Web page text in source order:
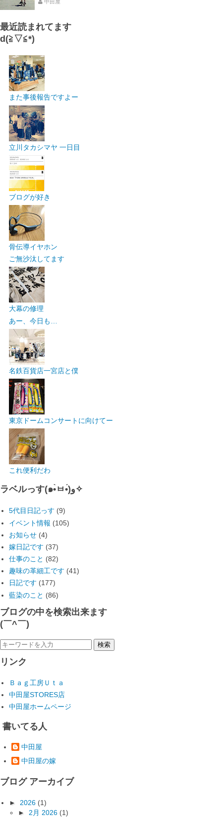
中田屋
最近読まれてます
d(≧▽≦*)
また事後報告ですよー
立川タカシマヤ 一日目
ブログが好き
骨伝導イヤホン
ご無沙汰してます
大幕の修理
あー、今日も…
名鉄百貨店一宮店と僕
東京ドームコンサートに向けてー
これ便利だわ
ラベルっす(๑•̀ㅂ•́)و✧
5代目日記っす (9)
イベント情報 (105)
お知らせ (4)
嫁日記です (37)
仕事のこと (82)
趣味の革細工です (41)
日記です (177)
藍染のこと (86)
ブログの中を検索出来ます
(￣^￣)ゞ
リンク
Ｂａｇ工房Ｕｔａ
中田屋STORES店
中田屋ホームページ
書いてる人
中田屋
中田屋の嫁
ブログ アーカイブ
► 2026 (1)
► 2月 2026 (1)